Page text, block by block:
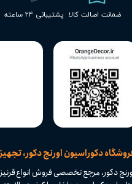
دکوراسیون اورنج دکور،
پشتیبانی ۲۴ ساعته ضمانت اصالت کالا
دکور، مرجع تخصصی فروش انواع